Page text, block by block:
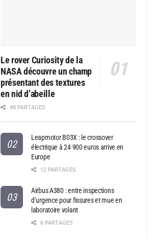
Le rover Curiosity de la
NASA découvre un champ
présentant des textures
en nid d’abeille
48 PARTAGES
Leapmotor B03X : le crossover
électrique à 24 900 euros arrive en
Europe
12 PARTAGES
Airbus A380 : entre inspections
d’urgence pour fissures et mue en
laboratoire volant
6 PARTAGES